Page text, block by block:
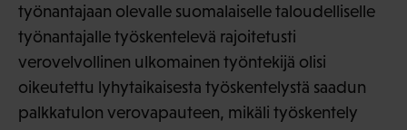
työnantajaan olevalle suomalaiselle taloudelliselle
työnantajalle työskentelevä rajoitetusti
verovelvollinen ulkomainen työntekijä olisi
oikeutettu lyhytaikaisesta työskentelystä saadun
palkkatulon verovapauteen, mikäli työskentely